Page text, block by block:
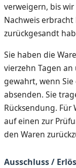
verweigern, bis
Nachweis erbracht
zurückgesandt
Sie haben die
vierzehn Tagen an
gewahrt, wenn
absenden. Sie
Rücksendung. Für
auf einen zur
den Waren
Ausschluss /